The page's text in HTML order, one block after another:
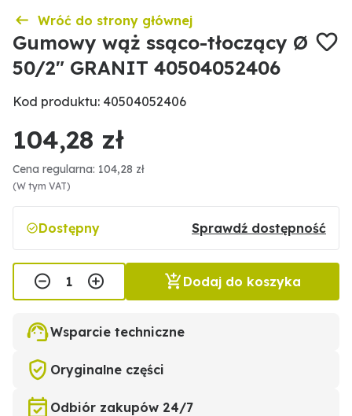
Wróć do strony głównej
Gumowy wąż ssąco-tłoczący Ø
50/2" GRANIT 40504052406
Kod produktu: 40504052406
104,28 zł
Cena regularna: 104,28 zł
(W tym VAT)
Dostępny Sprawdź dostępność
Dodaj do koszyka
Wsparcie techniczne
Oryginalne części
Odbiór zakupów 24/7